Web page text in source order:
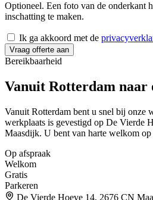
Optioneel. Een foto van de onderkant
inschatting te maken.
Ik ga akkoord met de
Vraag offerte aan
Bereikbaarheid
Vanuit Rotterdam naar
Vanuit Rotterdam bent u snel bij onze
werkplaats is gevestigd op De Vierde
Maasdijk. U bent van harte welkom op
Op afspraak
Welkom
Gratis
Parkeren
De Vierde Hoeve 14, 2676 CN